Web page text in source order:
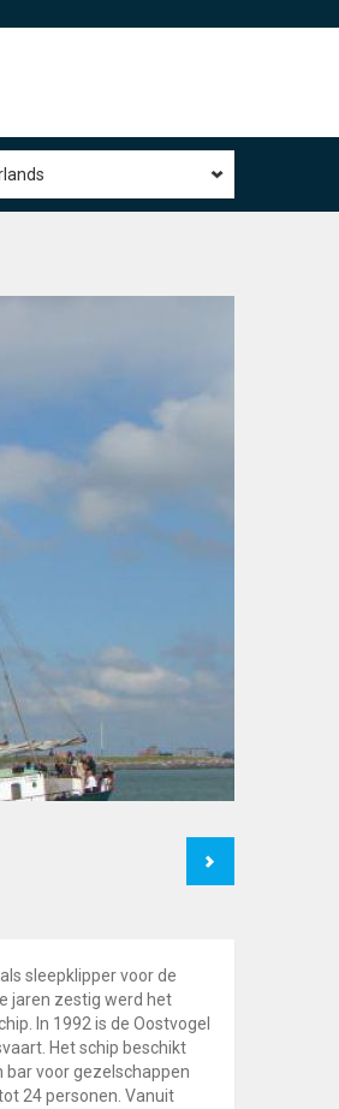
sleepklipper voor de
jaren zestig werd het
In 1992 is de Oostvogel
Het schip beschikt
voor gezelschappen
24 personen. Vanuit